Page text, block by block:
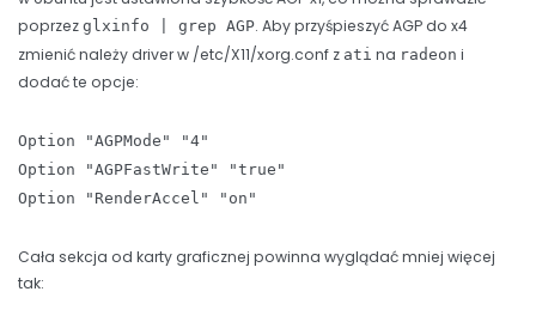
poprzez glxinfo | grep AGP. Aby przyśpieszyć AGP do x4
zmienić należy driver w /etc/X11/xorg.conf z ati na radeon i
dodać te opcje:
Option "AGPMode" "4"
Option "AGPFastWrite" "true"
Option "RenderAccel" "on"
Cała sekcja od karty graficznej powinna wyglądać mniej więcej
tak: